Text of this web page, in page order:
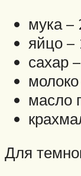
мука –
яйцо –
сахар
масло
Для